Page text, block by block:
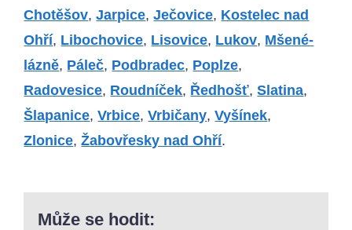
Chotěšov,Jarpice,Ječovice, Kostelec nad
Ohří, Libochovice, Lisovice, Lukov, Mšené-
lázně, Páleč, Podbradec, Poplze,
Radovesice, Roudníček, Ředhošť,Slatina,
Šlapanice,Vrbice,Vrbičany,Vyšínek,
Zlonice,Žabovřesky nad Ohří.
Může se hodit: